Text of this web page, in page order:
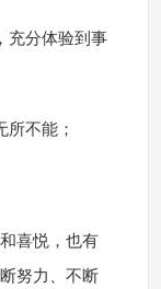
充分体验到事
不能；
喜悦，也有
努力、不断